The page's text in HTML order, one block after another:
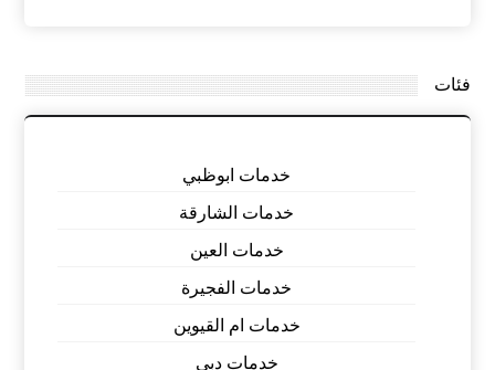
فئات
خدمات ابوظبي
خدمات الشارقة
خدمات العين
خدمات الفجيرة
خدمات ام القيوين
خدمات دبي